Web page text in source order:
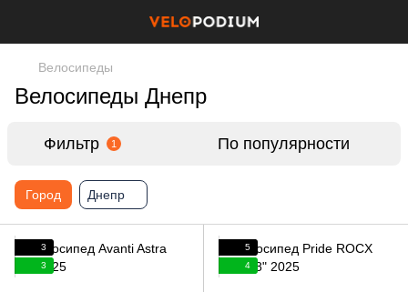
Велосипеды
Велосипеды Днепр
Фильтр 1 По популярности
Город Днепр
3
3
5
4